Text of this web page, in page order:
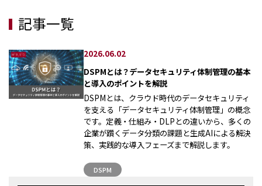
記事一覧
2026.06.02
DSPMとは？データセキュリティ体制管理の基本
と導入のポイントを解説
DSPMとは、クラウド時代のデータセキュリティ
を支える「データセキュリティ体制管理」の概念
です。定義・仕組み・DLPとの違いから、多くの
企業が躓くデータ分類の課題と生成AIによる解決
策、実践的な導入フェーズまで解説します。
DSPM